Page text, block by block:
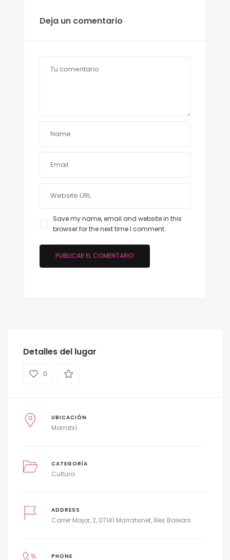
Deja un comentario
Save my name, email and website in this
browser for the next time I comment.
Detalles del lugar
0
UBICACIÓN
Marratxí
CATEGORÍA
Cultura
ADDRESS
Carrer Major, 2, 07141 Marratxinet, Illes Balears
PHONE